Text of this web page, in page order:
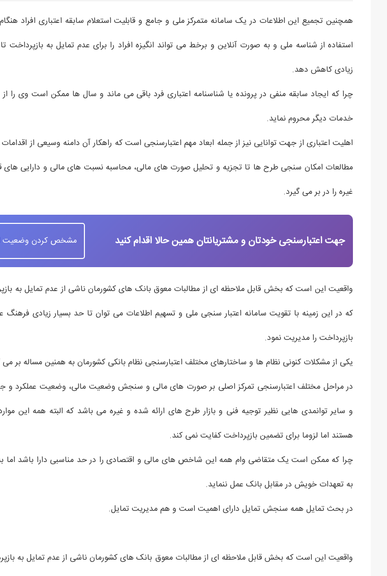
همچنین تجمیع این اطلاعات در یک سامانه متمرکز ملی و جامع و قابلیت استعلام سابقه اعتباری افراد
استفاده از شناسه ملی و به صورت آنلاین و برخط می تواند انگیزه افراد را برای عدم تمایل به بازپرداخت
زیادی کاهش دهد.
چرا که ایجاد سابقه منفی در پرونده یا شناسنامه اعتباری فرد باقی می ماند و سال ها ممکن است وی را از
خدمات دیگر محروم نماید.
اهلیت اعتباری از جهت توانایی نیز از جمله ابعاد مهم اعتبارسنجی است که راهکار آن دامنه وسیعی از
مطالعات امکان سنجی طرح ها تا تجزیه و تحلیل صورت های مالی، محاسبه نسبت های مالی و دارایی های
غیره را در بر می گیرد.
جهت اعتبارسنجی خودتان و مشتریانتان همین حالا اقدام کنید مشخص کردن وضعیت
واقعیت این است که بخش قابل ملاحظه ای از مطالبات معوق بانک های کشورمان ناشی از عدم تمایل به
که در این زمینه با تقویت سامانه اعتبار سنجی ملی و تسهیم اطلاعات می توان تا حد بسیار زیادی فرهنگ
بازپرداخت را مدیریت نمود.
یکی از مشکلات کنونی نظام ها و ساختارهای مختلف اعتبارسنجی نظام بانکی کشورمان به همنین مساله بر می
در مراحل مختلف اعتبارسنجی تمرکز اصلی بر صورت های مالی و سنجش وضعیت مالی، وضعیت عملکرد و
و سایر توانمدی هایی نظیر توجیه فنی و بازار طرح های ارائه شده و غیره می باشد که البته همه این
هستند اما لزوما برای تضمین بازپرداخت کفایت نمی کند.
چرا که ممکن است یک متقاضی وام همه این شاخص های مالی و اقتصادی را در حد مناسبی دارا باشد اما
به تعهدات خویش در مقابل بانک عمل ننماید.
در بحث تمایل همه سنجش تمایل دارای اهمیت است و هم مدیریت تمایل.
واقعیت این است که بخش قابل ملاحظه ای از مطالبات معوق بانک های کشورمان ناشی از عدم تمایل به